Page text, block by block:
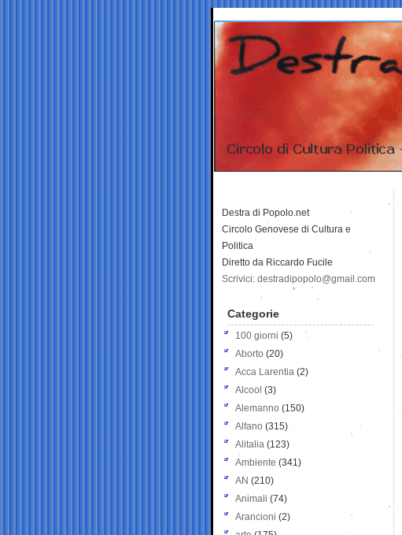
Destra di Popolo.net
Circolo Genovese di Cultura e
Politica
Diretto da Riccardo Fucile
Scrivici: destradipopolo@gmail.com
Categorie
100 giorni (5)
Aborto (20)
Acca Larentia (2)
Alcool (3)
Alemanno (150)
Alfano (315)
Alitalia (123)
Ambiente (341)
AN (210)
Animali (74)
Arancioni (2)